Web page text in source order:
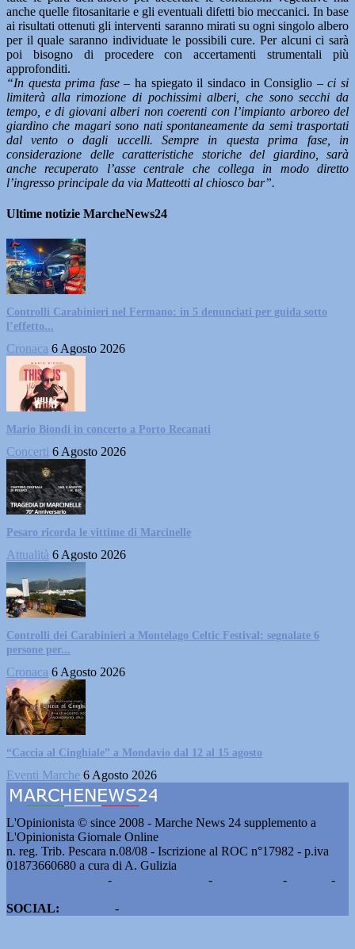
anche quelle fitosanitarie e gli eventuali difetti bio meccanici. In base
ai risultati ottenuti gli interventi saranno mirati su ogni singolo albero
per il quale saranno individuate le possibili cure. Per alcuni ci sarà
poi bisogno di procedere con accertamenti strumentali più
approfonditi.
“In questa prima fase – ha spiegato il sindaco in Consiglio –ci si
limiterà alla rimozione di pochissimi alberi, che sono secchi da
tempo, e di giovani alberi non coerenti con l’impianto arboreo del
giardino che magari sono nati spontaneamente da semi trasportati
dal vento o dagli uccelli. Sempre in questa prima fase, in
considerazione delle caratteristiche storiche del giardino, sarà
anche recuperato l’asse centrale che collega in modo diretto
l’ingresso principale da via Matteotti al chiosco bar”.
Ultime notizie MarcheNews24
Controlli Carabinieri nel Fermano: in 5 denunciati per guida sotto
l’effetto...
Cronaca 6 Agosto 2026
Mario Biondi in concerto a Porto Recanati
Concerti 6 Agosto 2026
Pesaro ricorda le vittime di Marcinelle
Attualità 6 Agosto 2026
Controlli dei Carabinieri a Montelago Celtic Festival: segnalate 6
persone per...
Cronaca 6 Agosto 2026
“Caccia al Cinghiale” a Mondavio dal 12 al 15 agosto
Eventi Marche 6 Agosto 2026
L'Opinionista © since 2008 - Marche News 24 supplemento a
L'Opinionista Giornale Online
n. reg. Trib. Pescara n.08/08 - Iscrizione al ROC n°17982 - p.iva
01873660680 a cura di A. Gulizia
- - -
-
SOCIAL:
-